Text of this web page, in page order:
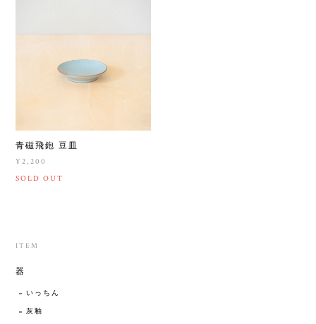
青磁飛鉋 豆皿
¥2,200
SOLD OUT
ITEM
器
いっちん
灰釉